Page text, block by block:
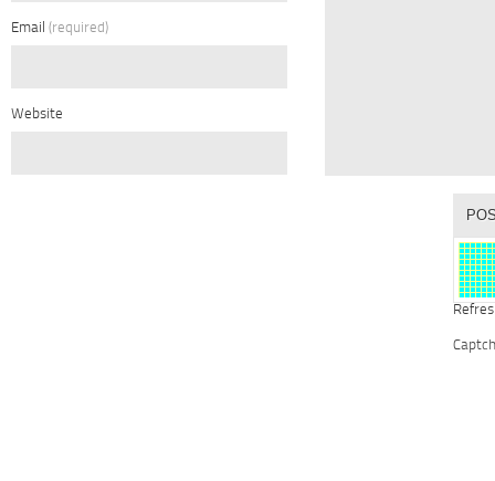
Email (required)
Website